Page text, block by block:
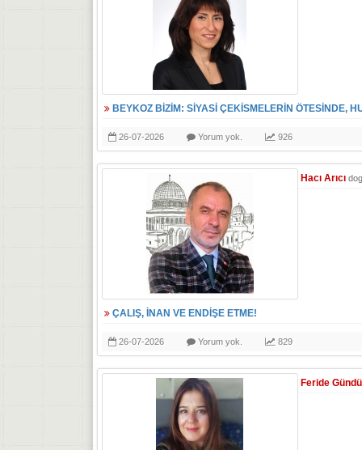
BEYKOZ BİZİM: SİYASİ ÇEKİSMELERİN ÖTESİNDE,
26-07-2026 Yorum yok. 926
Hacı Arıcı
ÇALIŞ, İNAN VE ENDİŞE ETME!
26-07-2026 Yorum yok. 829
Feride